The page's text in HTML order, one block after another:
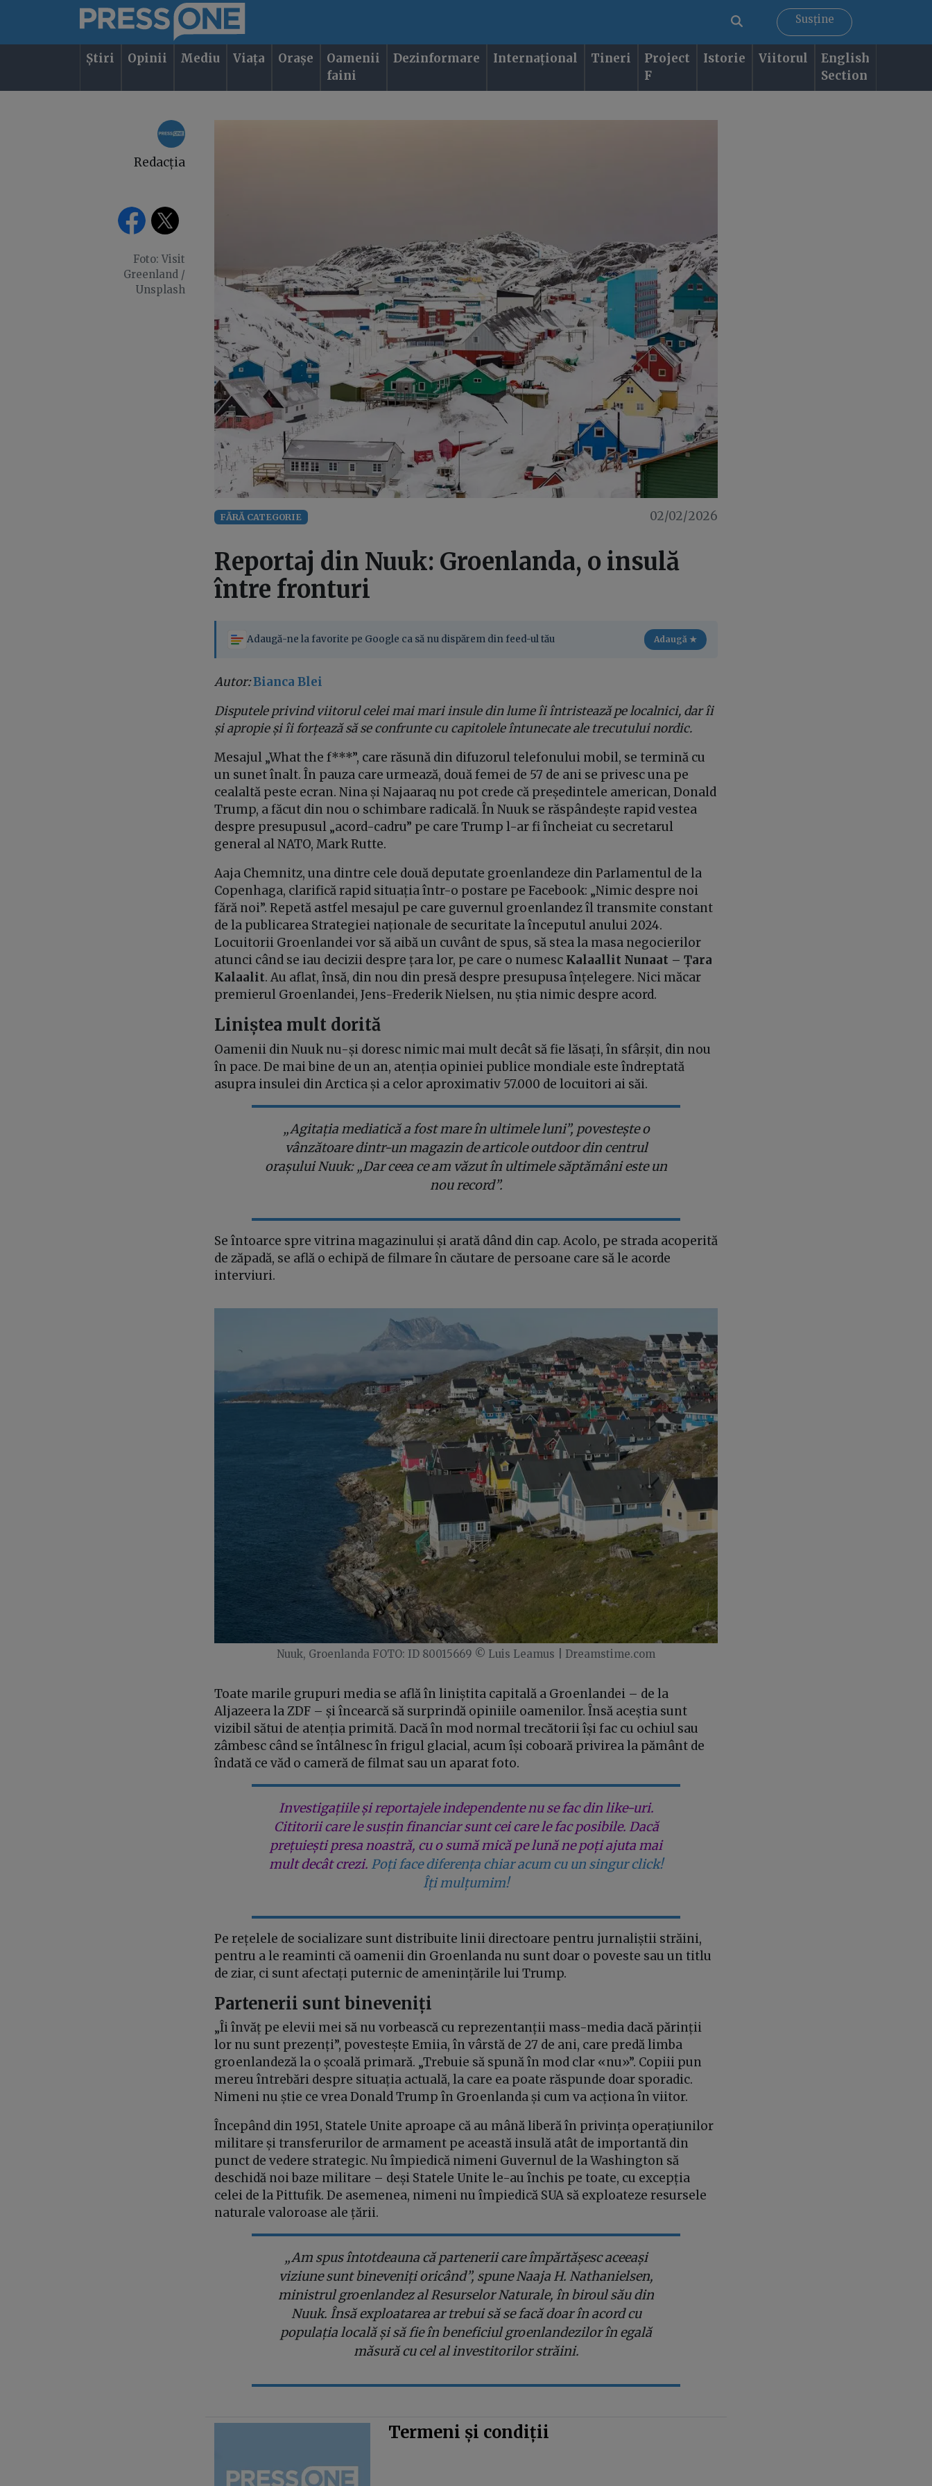
Susține
Știri Opinii Mediu Viața Orașe
Oamenii
faini
Dezinformare Internațional Tineri
Project
F
Istorie Viitorul
English
Section
Redacția
Foto: Visit
Greenland /
Unsplash
FĂRĂ CATEGORIE 02/02/2026
Reportaj din Nuuk: Groenlanda, o insulă
între fronturi
Adaugă-ne la favorite pe Google ca să nu dispărem din feed-ul tău Adaugă ★
Autor:Bianca Blei
Disputele privind viitorul celei mai mari insule din lume îi întristează pe localnici, dar îi
și apropie și îi forțează să se confrunte cu capitolele întunecate ale trecutului nordic.
Mesajul „What the f***”, care răsună din difuzorul telefonului mobil, se termină cu
un sunet înalt. În pauza care urmează, două femei de 57 de ani se privesc una pe
cealaltă peste ecran. Nina și Najaaraq nu pot crede că președintele american, Donald
Trump, a făcut din nou o schimbare radicală. În Nuuk se răspândește rapid vestea
despre presupusul „acord-cadru” pe care Trump l-ar fi încheiat cu secretarul
general al NATO, Mark Rutte.
Aaja Chemnitz, una dintre cele două deputate groenlandeze din Parlamentul de la
Copenhaga, clarifică rapid situația într-o postare pe Facebook: „Nimic despre noi
fără noi”. Repetă astfel mesajul pe care guvernul groenlandez îl transmite constant
de la publicarea Strategiei naționale de securitate la începutul anului 2024.
Locuitorii Groenlandei vor să aibă un cuvânt de spus, să stea la masa negocierilor
atunci când se iau decizii despre țara lor, pe care o numesc Kalaallit Nunaat – Țara
Kalaalit. Au aflat, însă, din nou din presă despre presupusa înțelegere. Nici măcar
premierul Groenlandei, Jens-Frederik Nielsen, nu știa nimic despre acord.
Liniștea mult dorită
Oamenii din Nuuk nu-și doresc nimic mai mult decât să fie lăsați, în sfârșit, din nou
în pace. De mai bine de un an, atenția opiniei publice mondiale este îndreptată
asupra insulei din Arctica și a celor aproximativ 57.000 de locuitori ai săi.
„Agitația mediatică a fost mare în ultimele luni”, povestește o
vânzătoare dintr-un magazin de articole outdoor din centrul
orașului Nuuk: „Dar ceea ce am văzut în ultimele săptămâni este un
nou record”.
Se întoarce spre vitrina magazinului și arată dând din cap. Acolo, pe strada acoperită
de zăpadă, se află o echipă de filmare în căutare de persoane care să le acorde
interviuri.
Nuuk, Groenlanda FOTO: ID 80015669 © Luis Leamus | Dreamstime.com
Toate marile grupuri media se află în liniștita capitală a Groenlandei – de la
Aljazeera la ZDF – și încearcă să surprindă opiniile oamenilor. Însă aceștia sunt
vizibil sătui de atenția primită. Dacă în mod normal trecătorii își fac cu ochiul sau
zâmbesc când se întâlnesc în frigul glacial, acum își coboară privirea la pământ de
îndată ce văd o cameră de filmat sau un aparat foto.
Investigațiile și reportajele independente nu se fac din like-uri.
Cititorii care le susțin financiar sunt cei care le fac posibile. Dacă
prețuiești presa noastră, cu o sumă mică pe lună ne poți ajuta mai
mult decât crezi. Poți face diferența chiar acum cu un singur click!
Îți mulțumim!
Pe rețelele de socializare sunt distribuite linii directoare pentru jurnaliștii străini,
pentru a le reaminti că oamenii din Groenlanda nu sunt doar o poveste sau un titlu
de ziar, ci sunt afectați puternic de amenințările lui Trump.
Partenerii sunt bineveniți
„Îi învăț pe elevii mei să nu vorbească cu reprezentanții mass-media dacă părinții
lor nu sunt prezenți”, povestește Emiia, în vârstă de 27 de ani, care predă limba
groenlandeză la o școală primară. „Trebuie să spună în mod clar «nu»”. Copiii pun
mereu întrebări despre situația actuală, la care ea poate răspunde doar sporadic.
Nimeni nu știe ce vrea Donald Trump în Groenlanda și cum va acționa în viitor.
Începând din 1951, Statele Unite aproape că au mână liberă în privința operațiunilor
militare și transferurilor de armament pe această insulă atât de importantă din
punct de vedere strategic. Nu împiedică nimeni Guvernul de la Washington să
deschidă noi baze militare – deși Statele Unite le-au închis pe toate, cu excepția
celei de la Pittufik. De asemenea, nimeni nu împiedică SUA să exploateze resursele
naturale valoroase ale țării.
„Am spus întotdeauna că partenerii care împărtășesc aceeași
viziune sunt bineveniți oricând”, spune Naaja H. Nathanielsen,
ministrul groenlandez al Resurselor Naturale, în biroul său din
Nuuk. Însă exploatarea ar trebui să se facă doar în acord cu
populația locală și să fie în beneficiul groenlandezilor în egală
măsură cu cel al investitorilor străini.
Termeni și condiții